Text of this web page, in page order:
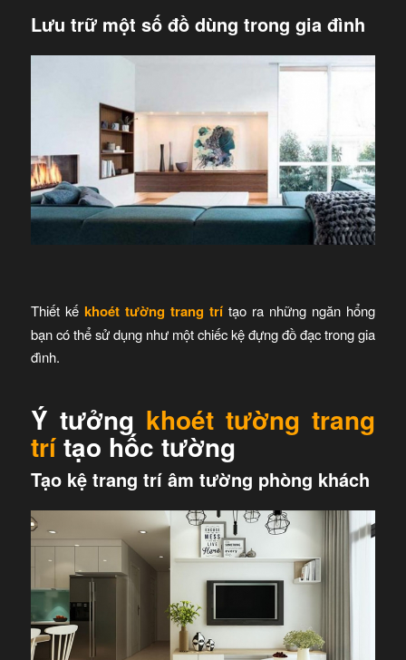
Lưu trữ một số đồ dùng trong gia đình
Thiết kế khoét tường trang trítạo ra những ngăn hổng
bạn có thể sử dụng như một chiếc kệ đựng đồ đạc trong gia
đình.
Ý tưởng khoét tường trang
trítạo hốc tường
Tạo kệ trang trí âm tường phòng khách